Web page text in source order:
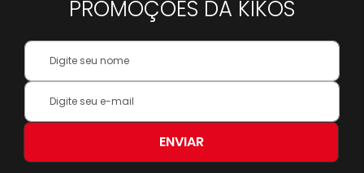
PROMOÇÕES DA KIKOS
Your
Name:
Inscreva-
na
Newsletter:
ENVIAR